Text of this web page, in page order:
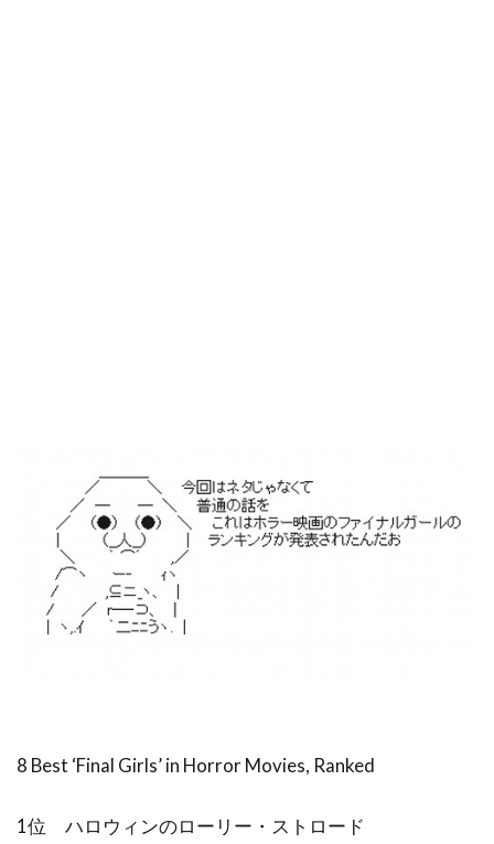
8 Best ‘Final Girls’ in Horror Movies, Ranked
1位 ハロウィンのローリー・ストロード